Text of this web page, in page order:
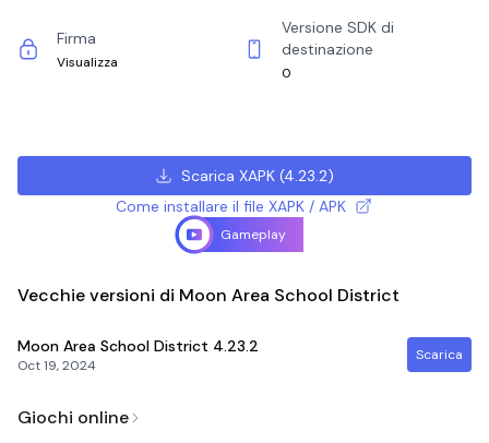
Firma
Visualizza
Versione SDK di
destinazione
0
Scarica XAPK(4.23.2)
Come installare il file XAPK / APK
Gameplay
Vecchie versioni di Moon Area School District
Moon Area School District 4.23.2
Oct 19, 2024
Scarica
Giochi online